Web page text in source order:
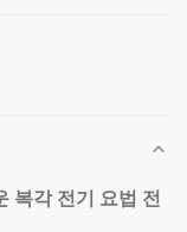
복각 전기 요법 전